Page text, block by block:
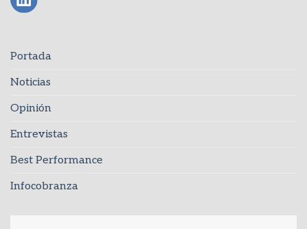
Portada
Noticias
Opinión
Entrevistas
Best Performance
Infocobranza